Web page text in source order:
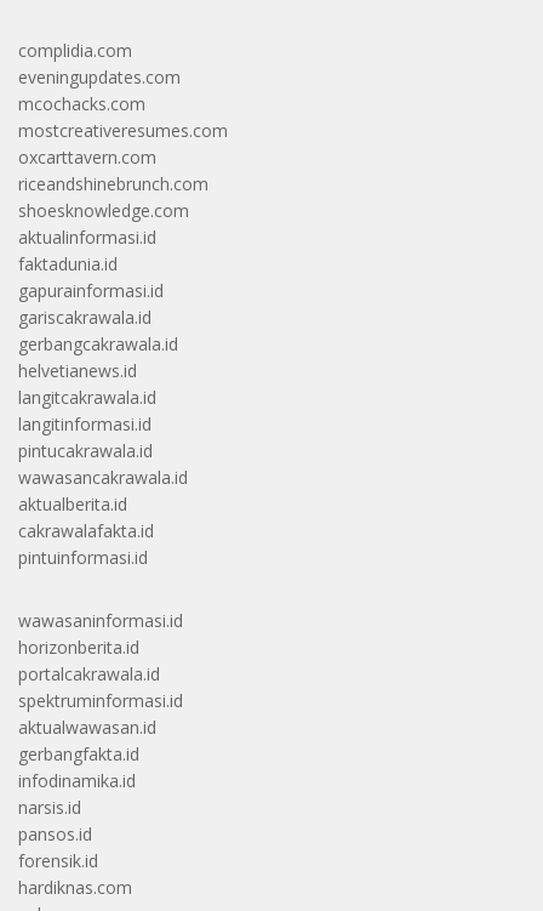
complidia.com
eveningupdates.com
mcochacks.com
mostcreativeresumes.com
oxcarttavern.com
riceandshinebrunch.com
shoesknowledge.com
aktualinformasi.id
faktadunia.id
gapurainformasi.id
gariscakrawala.id
gerbangcakrawala.id
helvetianews.id
langitcakrawala.id
langitinformasi.id
pintucakrawala.id
wawasancakrawala.id
aktualberita.id
cakrawalafakta.id
pintuinformasi.id
wawasaninformasi.id
horizonberita.id
portalcakrawala.id
spektruminformasi.id
aktualwawasan.id
gerbangfakta.id
infodinamika.id
narsis.id
pansos.id
forensik.id
hardiknas.com